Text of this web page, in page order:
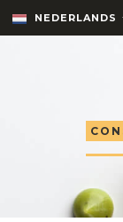
NEDERLANDS